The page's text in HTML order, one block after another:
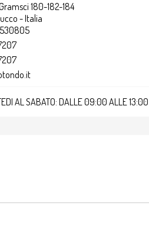
180-182-184
- Italia
AL SABATO: DALLE 09:00 ALLE